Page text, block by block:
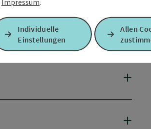
Individuelle
Einstellungen
Allen